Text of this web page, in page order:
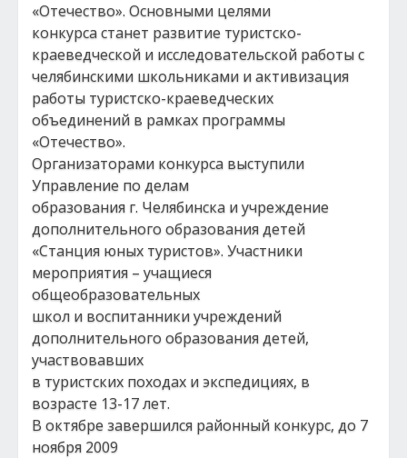
«Отечество». Основными целями
конкурса станет развитие туристско-
краеведческой и исследовательской работы с
челябинскими школьниками и активизация
работы туристско-краеведческих
объединений в рамках программы
«Отечество».
Организаторами конкурса выступили
Управление по делам
образования г. Челябинска и учреждение
дополнительного образования детей
«Станция юных туристов». Участники
мероприятия – учащиеся
общеобразовательных
школ и воспитанники учреждений
дополнительного образования детей,
участвовавших
в туристских походах и экспедициях, в
возрасте 13-17 лет.
В октябре завершился районный конкурс, до 7
ноября 2009